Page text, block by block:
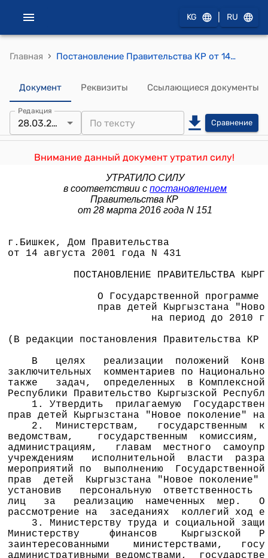
KG RU
Главная › Постановление Правительства КР от 14 августа 2001 года №431 "О Государственной программе по реализации прав детей Кыргызстана "Новое поколение" на период до 2010 года"
Документ Реквизиты Ссылающиеся документы
Редакция
28.03.2016 Сравнение
Внимание данный документ утратил силу!